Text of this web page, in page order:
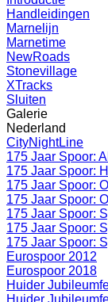
Handleidingen
Marnelijn
Marnetime
NewRoads
Stonevillage
XTracks
Sluiten
Galerie
Nederland
CityNightLine
175 Jaar Spoor:
175 Jaar Spoor:
175 Jaar Spoor:
175 Jaar Spoor:
175 Jaar Spoor:
175 Jaar Spoor:
175 Jaar Spoor:
Eurospoor 2012
Eurospoor 2018
Huider
Huider